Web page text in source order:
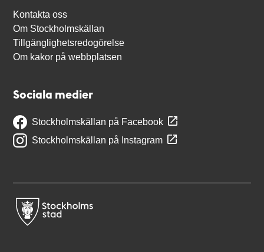
Kontakta oss
Om Stockholmskällan
Tillgänglighetsredogörelse
Om kakor på webbplatsen
Sociala medier
Stockholmskällan på Facebook
Stockholmskällan på Instagram